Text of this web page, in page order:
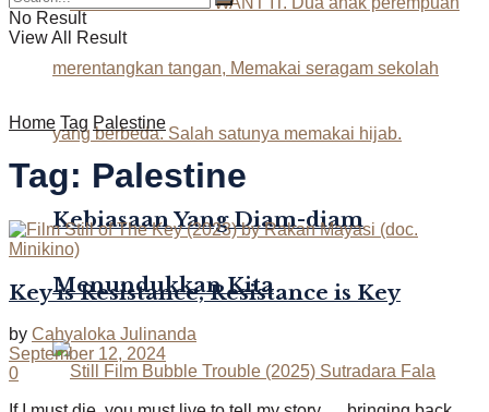
Kebiasaan Yang Diam-diam
Menundukkan Kita
No Result
View All Result
Home Tag Palestine
Tag: Palestine
Key is Resistance, Resistance is Key
by Cahyaloka Julinanda
September 12, 2024
0